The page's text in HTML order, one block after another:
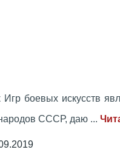
боевых искусств
СССР, даю ...